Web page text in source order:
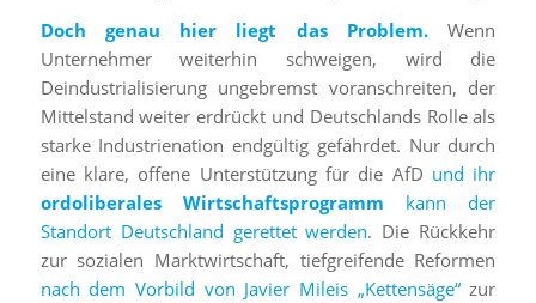
Doch genau hier liegt das Problem. Wenn
Unternehmer weiterhin schweigen, wird die
Deindustrialisierung ungebremst voranschreiten, der
Mittelstand weiter erdrückt und Deutschlands Rolle als
starke Industrienation endgültig gefährdet. Nur durch
eine klare, offene Unterstützung für die AfD und ihr
ordoliberales Wirtschaftsprogramm kann der
Standort Deutschland gerettet werden. Die Rückkehr
zur sozialen Marktwirtschaft, tiefgreifende Reformen
nach dem Vorbild von Javier Mileis „Kettensäge“zur